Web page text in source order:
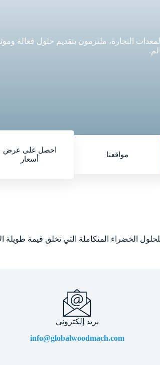
النجارة، ملتزمون بتقديم حلول فعالة
مواقعنا
احصل على عرض
أسعار
الخضراء المتكاملة التي تخلق قيمة طويلة
بريد إلكتروني
info@globalwoodmach.com